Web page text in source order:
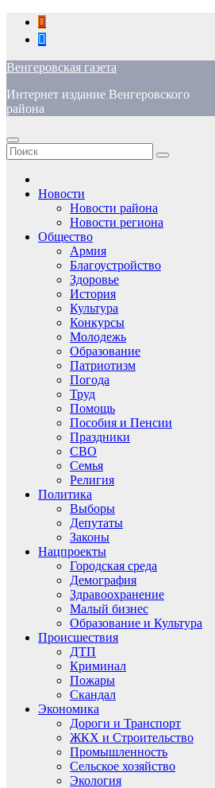
Перейти
содержимому
Венгеровская газета
Интернет издание Венгеровского
района
Новости
Новости района
Новости региона
Общество
Армия
Благоустройство
Здоровье
История
Культура
Конкурсы
Молодежь
Образование
Патриотизм
Погода
Труд
Помощь
Пособия и Пенсии
Праздники
СВО
Семья
Религия
Политика
Выборы
Депутаты
Законы
Нацпроекты
Городская среда
Демография
Здравоохранение
Малый бизнес
Образование и Культура
Происшествия
ДТП
Криминал
Пожары
Скандал
Экономика
Дороги и Транспорт
ЖКХ и Строительство
Промышленность
Сельское хозяйство
Экология